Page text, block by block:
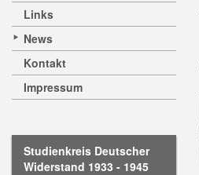
Links
News
Kontakt
Impressum
Studienkreis Deutscher
Widerstand 1933 - 1945